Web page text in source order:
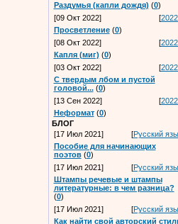
Раздумья (капли дождя) (0)
[09 Окт 2022]
[
Просветление (0)
[08 Окт 2022]
[
Капля (миг) (0)
[03 Окт 2022]
[
С твердым лбом и пустой
головой... (0)
[13 Сен 2022]
[
Неформат (0)
БЛОГ
[17 Июл 2021]
[Русский
Пособие для начинающих
поэтов (0)
[17 Июл 2021]
[Русский
Штампы речевые и штампы
литературные: в чем разница?
(0)
[17 Июл 2021]
[Русский
Как найти свой авторский